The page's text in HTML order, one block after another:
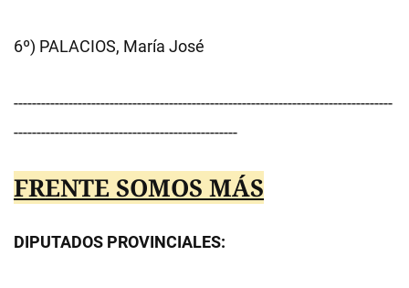
6º) PALACIOS, María José
-----------------------------------------------------------------------------------
-------------------------------------------------
FRENTE SOMOS MÁS
DIPUTADOS PROVINCIALES: